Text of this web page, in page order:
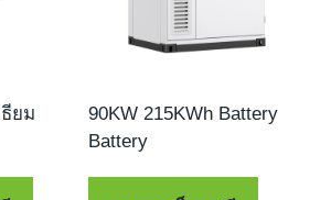
ยม
90KW 215KWh Battery
Battery